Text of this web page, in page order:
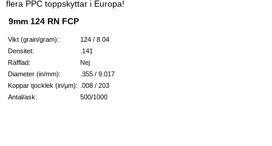
flera PPC toppskyttar i Europa!
9mm 124 RN FCP
Vikt (grain/gram):
124 / 8.04
Densitet:
.141
Räfflad:
Nej
Diameter (in/mm):
.355 / 9.017
Koppar tjocklek (in/µm):
.008 / 203
Antal/ask:
500/1000